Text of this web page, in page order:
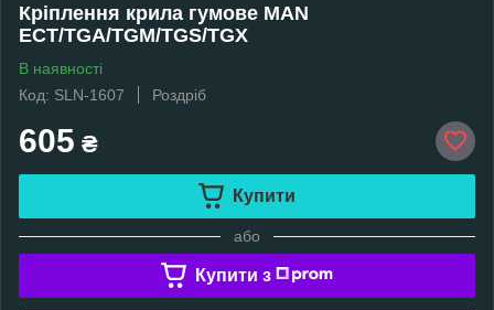
Кріплення крила гумове MAN
ECT/TGA/TGM/TGS/TGX
В наявності
Код: SLN-1607
Роздріб
605 ₴
Купити
або
Купити з